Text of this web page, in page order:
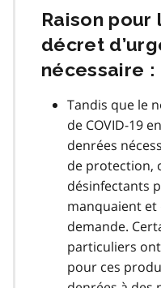
Raison
décret
nécessaire :
Tandis que le
de COVID-19
denrées
de protection,
désinfectants
manquaient
demande.
particuliers
pour ces